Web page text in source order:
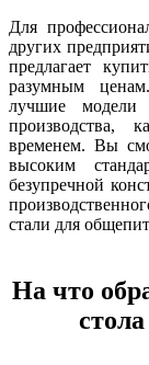
Для
других
предлагает
разумным
лучшие модели
производства,
временем. Вы
высоким
безупречной
стали для
На что